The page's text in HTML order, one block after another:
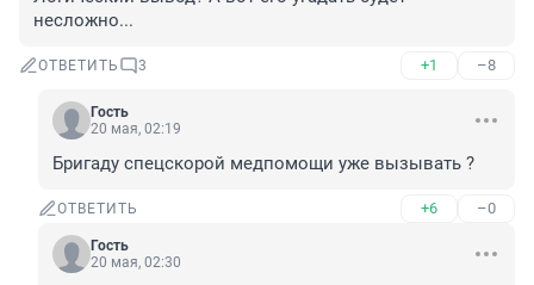
несложно...
ОТВЕТИТЬ 3 +1 –8
Гость
20 мая, 02:19
Бригаду спецскорой медпомощи уже вызывать ?
ОТВЕТИТЬ +6 –0
Гость
20 мая, 02:30